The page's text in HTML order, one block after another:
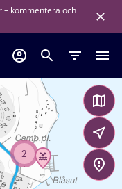
kommentera och
2